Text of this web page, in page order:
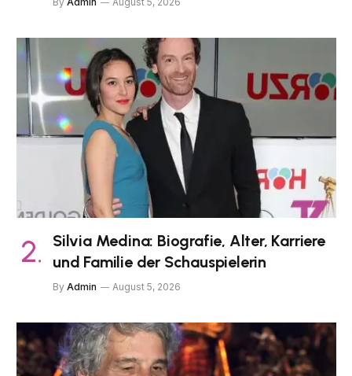
Silvia Medina: Biografie, Alter, Karriere
und Familie der Schauspielerin
By Admin August 5, 2026